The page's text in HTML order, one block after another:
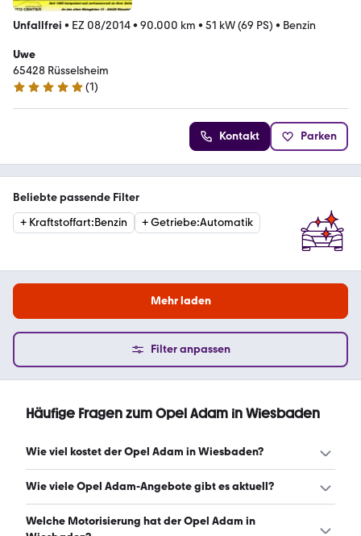
Unfallfrei • EZ 08/2014• 90.000 km • 51 kW (69 PS) • Benzin
Uwe
65428 Rüsselsheim
5 Sterne
(1)
Kontakt Parken
Beliebte passende Filter
+ Kraftstoffart:Benzin +Getriebe:Automatik
Mehr laden
Filter anpassen
Häufige Fragen zum Opel Adam in Wiesbaden
Wie viel kostet der Opel Adam in Wiesbaden?
Ein guter Preis für einen Opel Adam in Wiesbaden liegt
Wie viele Opel Adam-Angebote gibt es aktuell?
Es gibt insgesamt 53 Opel Adam bei mobile.de, davon 53
Welche Motorisierung hat der Opel Adam in